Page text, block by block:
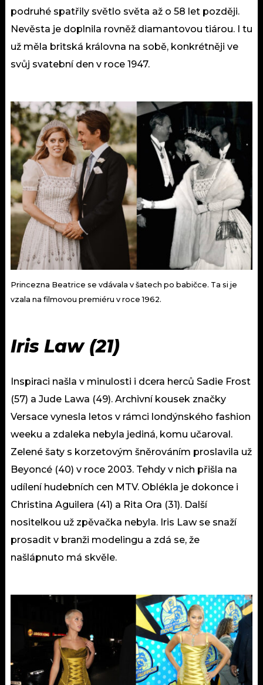
podruhé spatřily světlo světa až o 58 let později.
Nevěsta je doplnila rovněž diamantovou tiárou. I tu
už měla britská královna na sobě, konkrétněji ve
svůj svatební den v roce 1947.
Princezna Beatrice se vdávala v šatech po babičce. Ta si je
vzala na filmovou premiéru v roce 1962.
Iris Law (21)
Inspiraci našla v minulosti i dcera herců Sadie Frost
(57) a Jude Lawa (49). Archivní kousek značky
Versace vynesla letos v rámci londýnského fashion
weeku a zdaleka nebyla jediná, komu učaroval.
Zelené šaty s korzetovým šněrováním proslavila už
Beyoncé (40) v roce 2003. Tehdy v nich přišla na
udílení hudebních cen MTV. Oblékla je dokonce i
Christina Aguilera (41) a Rita Ora (31). Další
nositelkou už zpěvačka nebyla. Iris Law se snaží
prosadit v branži modelingu a zdá se, že
našlápnuto má skvěle.